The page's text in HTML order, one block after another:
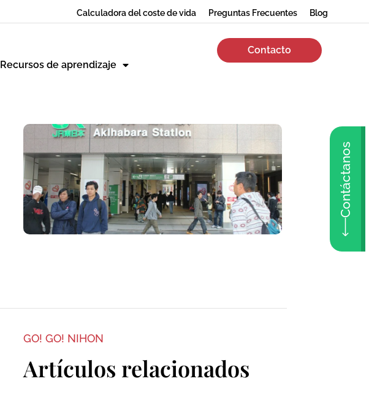
Calculadora del coste de vida Preguntas Frecuentes Blog
Recursos de aprendizaje
Contacto
Contáctanos
GO! GO! NIHON
Artículos relacionados